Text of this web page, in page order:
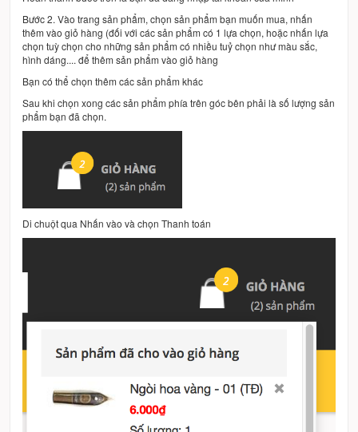
Bước 2. Vào trang sản phẩm, chọn sản phẩm bạn muốn mua, nhấn
thêm vào giỏ hàng (đối với các sản phẩm có 1 lựa chọn, hoặc nhấn lựa
chọn tuỳ chọn cho những sản phẩm có nhiều tuỷ chọn như màu sắc,
hình dáng.... để thêm sản phẩm vào giỏ hàng
Bạn có thể chọn thêm các sản phẩm khác
Sau khi chọn xong các sản phẩm phía trên góc bên phải là số lượng sản
phẩm bạn đã chọn.
Di chuột qua Nhấn vào và chọn Thanh toán